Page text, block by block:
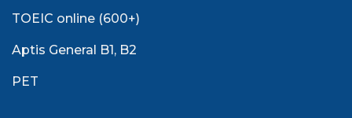
TOEIC online (600+)
Aptis General B1, B2
PET